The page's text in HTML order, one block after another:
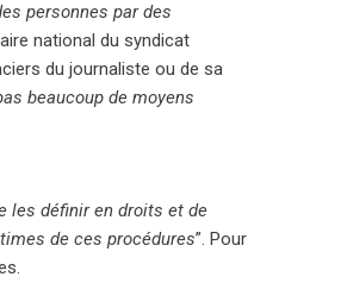
personnes par des
national du syndicat
du journaliste ou de sa
beaucoup de moyens
les définir en droits et de
de ces procédures”. Pour